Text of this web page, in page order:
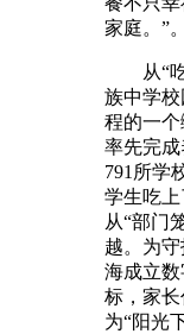
家庭。”。
从“吃
族中学
程的一个
率先完
791所学
学生吃
从“部门
越。为
海成立
标，家
为“阳光